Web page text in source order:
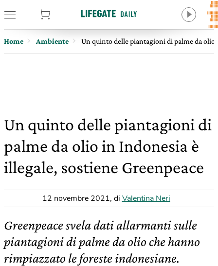
Home Ambiente Un quinto delle piantagioni di palme da olio
Un quinto delle piantagioni di
palme da olio in Indonesia è
illegale, sostiene Greenpeace
12 novembre 2021, di Valentina Neri
Greenpeace svela dati allarmanti sulle
piantagioni di palme da olio che hanno
rimpiazzato le foreste indonesiane.